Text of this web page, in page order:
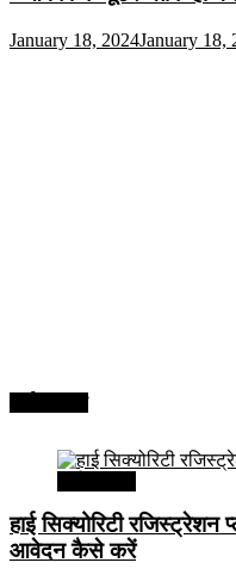
January 18, 2024January 18,
हाई सिक्योरिटी
आवेदन कैसे करें